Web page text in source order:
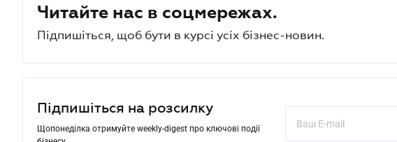
Читайте нас в соцмережах.
Підпишіться, щоб бути в курсі усіх бізнес-новин.
Підпишіться на розсилку
Щопонеділка отримуйте weekly-digest про ключові події